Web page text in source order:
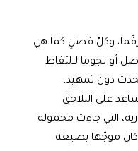
وكلّ فصلٍ كما هي
أو نجوما لالتقاط
دون تمهيد،
على التلاحق
التي جاءت محمولة
كان موجّها بصيغة